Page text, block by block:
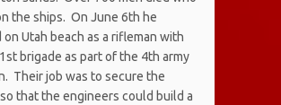
the ships. On June 6th he
on Utah beach as a rifleman with
brigade as part of the 4th army
Their job was to secure the
that the engineers could build a